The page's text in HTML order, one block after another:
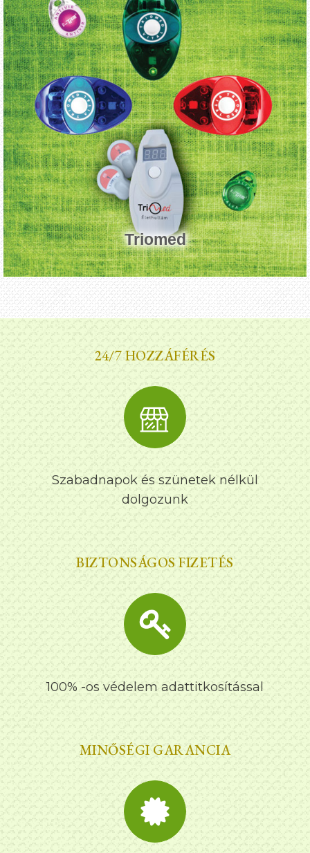
Triomed
24/7 HOZZÁFÉRÉS
Szabadnapok és szünetek nélkül
dolgozunk
BIZTONSÁGOS FIZETÉS
100% -os védelem adattitkosítással
MINŐSÉGI GARANCIA